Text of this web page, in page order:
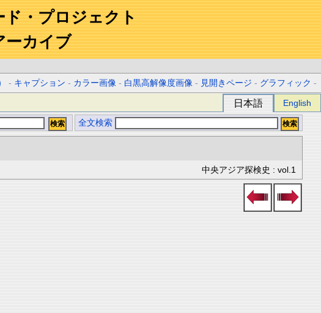
ド・プロジェクト
ーカイブ
- キャプション - カラー画像 - 白黒高解像度画像 - 見開きページ - グラフィック -
日本語 English
全文検索
中央アジア探検史 : vol.1